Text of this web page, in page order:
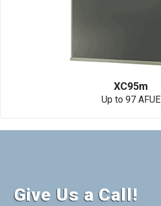
XC95m
Up to 97 AFUE
Give Us a Call!